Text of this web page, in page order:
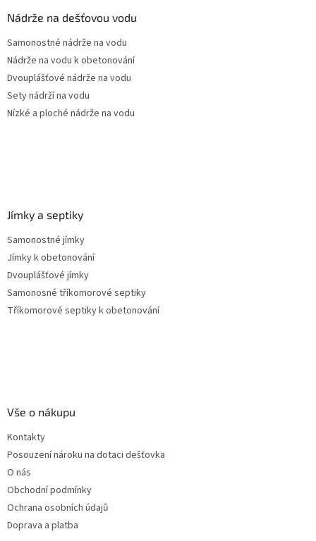
Nádrže na dešťovou vodu
Samonostné nádrže na vodu
Nádrže na vodu k obetonování
Dvouplášťové nádrže na vodu
Sety nádrží na vodu
Nízké a ploché nádrže na vodu
Jímky a septiky
Samonostné jímky
Jímky k obetonování
Dvouplášťové jímky
Samonosné tříkomorové septiky
Tříkomorové septiky k obetonování
Vše o nákupu
Kontakty
Posouzení nároku na dotaci dešťovka
O nás
Obchodní podmínky
Ochrana osobních údajů
Doprava a platba